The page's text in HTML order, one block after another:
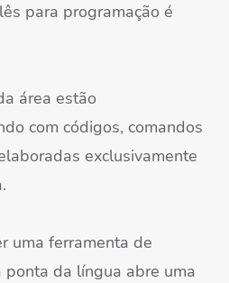
para programação é
área estão
com códigos, comandos
exclusivamente
uma ferramenta de
ponta da língua abre uma